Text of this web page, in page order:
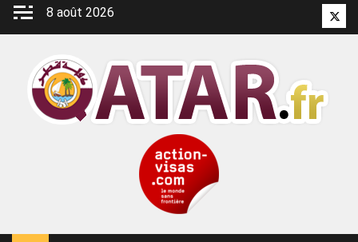
Aller
8 août 2026